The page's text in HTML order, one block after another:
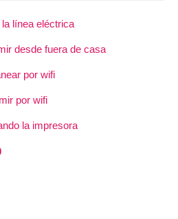
línea eléctrica
desde fuera de casa
por wifi
por wifi
la impresora